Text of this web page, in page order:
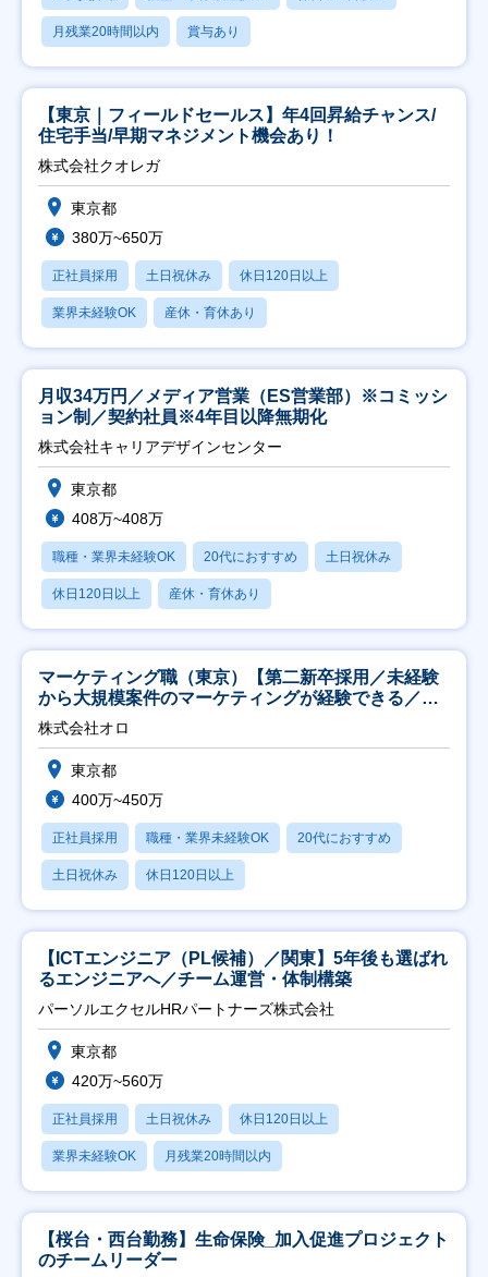
月残業20時間以内 賞与あり
【東京｜フィールドセールス】年4回昇給チャンス/
住宅手当/早期マネジメント機会あり！
株式会社クオレガ
東京都
380万~650万
正社員採用 土日祝休み 休日120日以上
業界未経験OK 産休・育休あり
月収34万円／メディア営業（ES営業部）※コミッシ
ョン制／契約社員※4年目以降無期化
株式会社キャリアデザインセンター
東京都
408万~408万
職種・業界未経験OK 20代におすすめ 土日祝休み
休日120日以上 産休・育休あり
マーケティング職（東京）【第二新卒採用／未経験
から大規模案件のマーケティングが経験できる／研
修充実】
株式会社オロ
東京都
400万~450万
正社員採用 職種・業界未経験OK 20代におすすめ
土日祝休み 休日120日以上
【ICTエンジニア（PL候補）／関東】5年後も選ばれ
るエンジニアへ／チーム運営・体制構築
パーソルエクセルHRパートナーズ株式会社
東京都
420万~560万
正社員採用 土日祝休み 休日120日以上
業界未経験OK 月残業20時間以内
【桜台・西台勤務】生命保険_加入促進プロジェクト
のチームリーダー